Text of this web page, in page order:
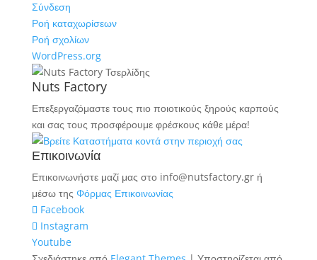
Σύνδεση
Ροή καταχωρίσεων
Ροή σχολίων
WordPress.org
Nuts Factory
Επεξεργαζόμαστε τους πιο ποιοτικούς ξηρούς καρπούς
και σας τους προσφέρουμε φρέσκους κάθε μέρα!
Επικοινωνία
Επικοινωνήστε μαζί μας στο info@nutsfactory.gr ή
μέσω της Φόρμας Επικοινωνίας
Facebook
Instagram
Youtube